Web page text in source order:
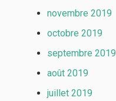
novembre 2019
octobre 2019
septembre 2019
août 2019
juillet 2019